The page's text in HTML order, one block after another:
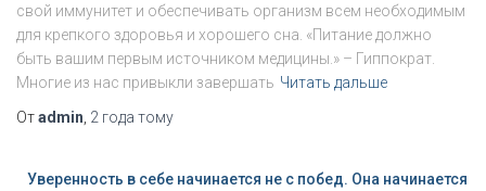
свой иммунитет и обеспечивать организм всем необходимым
для крепкого здоровья и хорошего сна. «Питание должно
быть вашим первым источником медицины.» – Гиппократ.
Многие из нас привыкли завершать Читать дальше
Отadmin 2 года тому
Уверенность в себе начинается не с побед. Она начинается